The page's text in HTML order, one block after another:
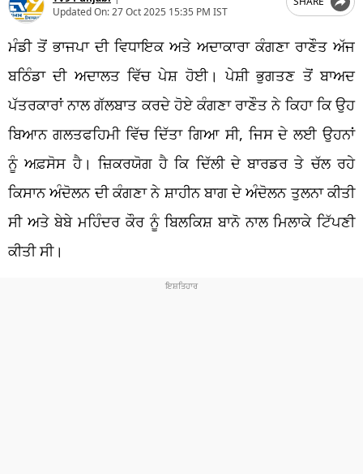
Updated On:27 Oct 2025 15:35 PM IST
ਮੰਡੀ ਤੋਂ ਭਾਜਪਾ ਦੀ ਵਿਧਾਇਕ ਅਤੇ ਅਦਾਕਾਰਾ ਕੰਗਣਾ ਰਾਣੌਤ ਅੱਜ
ਬਠਿੰਡਾ ਦੀ ਅਦਾਲਤ ਵਿੱਚ ਪੇਸ਼ ਹੋਈ। ਪੇਸ਼ੀ ਭੁਗਤਣ ਤੋਂ ਬਾਅਦ
ਪੱਤਰਕਾਰਾਂ ਨਾਲ ਗੱਲਬਾਤ ਕਰਦੇ ਹੋਏ ਕੰਗਣਾ ਰਾਣੌਤ ਨੇ ਕਿਹਾ ਕਿ ਉਹ
ਬਿਆਨ ਗਲਤਫਹਿਮੀ ਵਿੱਚ ਦਿੱਤਾ ਗਿਆ ਸੀ, ਜਿਸ ਦੇ ਲਈ ਉਹਨਾਂ
ਨੂੰ ਅਫ਼ਸੋਸ ਹੈ। ਜ਼ਿਕਰਯੋਗ ਹੈ ਕਿ ਦਿੱਲੀ ਦੇ ਬਾਰਡਰ ਤੇ ਚੱਲ ਰਹੇ
ਕਿਸਾਨ ਅੰਦੋਲਨ ਦੀ ਕੰਗਣਾ ਨੇ ਸ਼ਾਹੀਨ ਬਾਗ ਦੇ ਅੰਦੋਲਨ ਤੁਲਨਾ ਕੀਤੀ
ਸੀ ਅਤੇ ਬੇਬੇ ਮਹਿੰਦਰ ਕੌਰ ਨੂੰ ਬਿਲਕਿਸ਼ ਬਾਨੋ ਨਾਲ ਮਿਲਾਕੇ ਟਿੱਪਣੀ
ਕੀਤੀ ਸੀ।